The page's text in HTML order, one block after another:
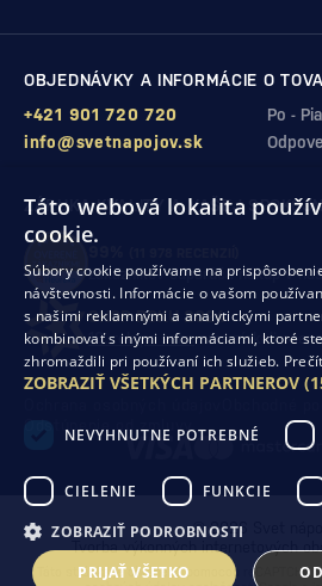
OBJEDNÁVKY A INFORMÁCIE O
Po -
+421 901 720 720
info@svetnapojov.sk
ZÁRUKA KVALITY A VAŠEJ
zákazníkov odporúča nákup v
SHOP ROKU 2024
10. rok po sebesme získali
Odstúpenie od zmluvy
© 2026 Svet
Tvorba výkonných internetových
Táto stránka je chránená pomocou reCAPTCHA
Táto webová lokalita
cookie.
Súbory cookie používame na
návštevnosti. Informácie o vašom
s našimi reklamnými a analytickými
kombinovať s inými informáciami, ktoré
zhromaždili pri používaní ich služieb.
ZOBRAZIŤ VŠETKÝCH PARTNEROV
NEVYHNUTNE POTREBNÉ
CIELENIE FUNKCIE
ZOBRAZIŤ PODROBNOSTI
PRIJAŤ VŠETKO